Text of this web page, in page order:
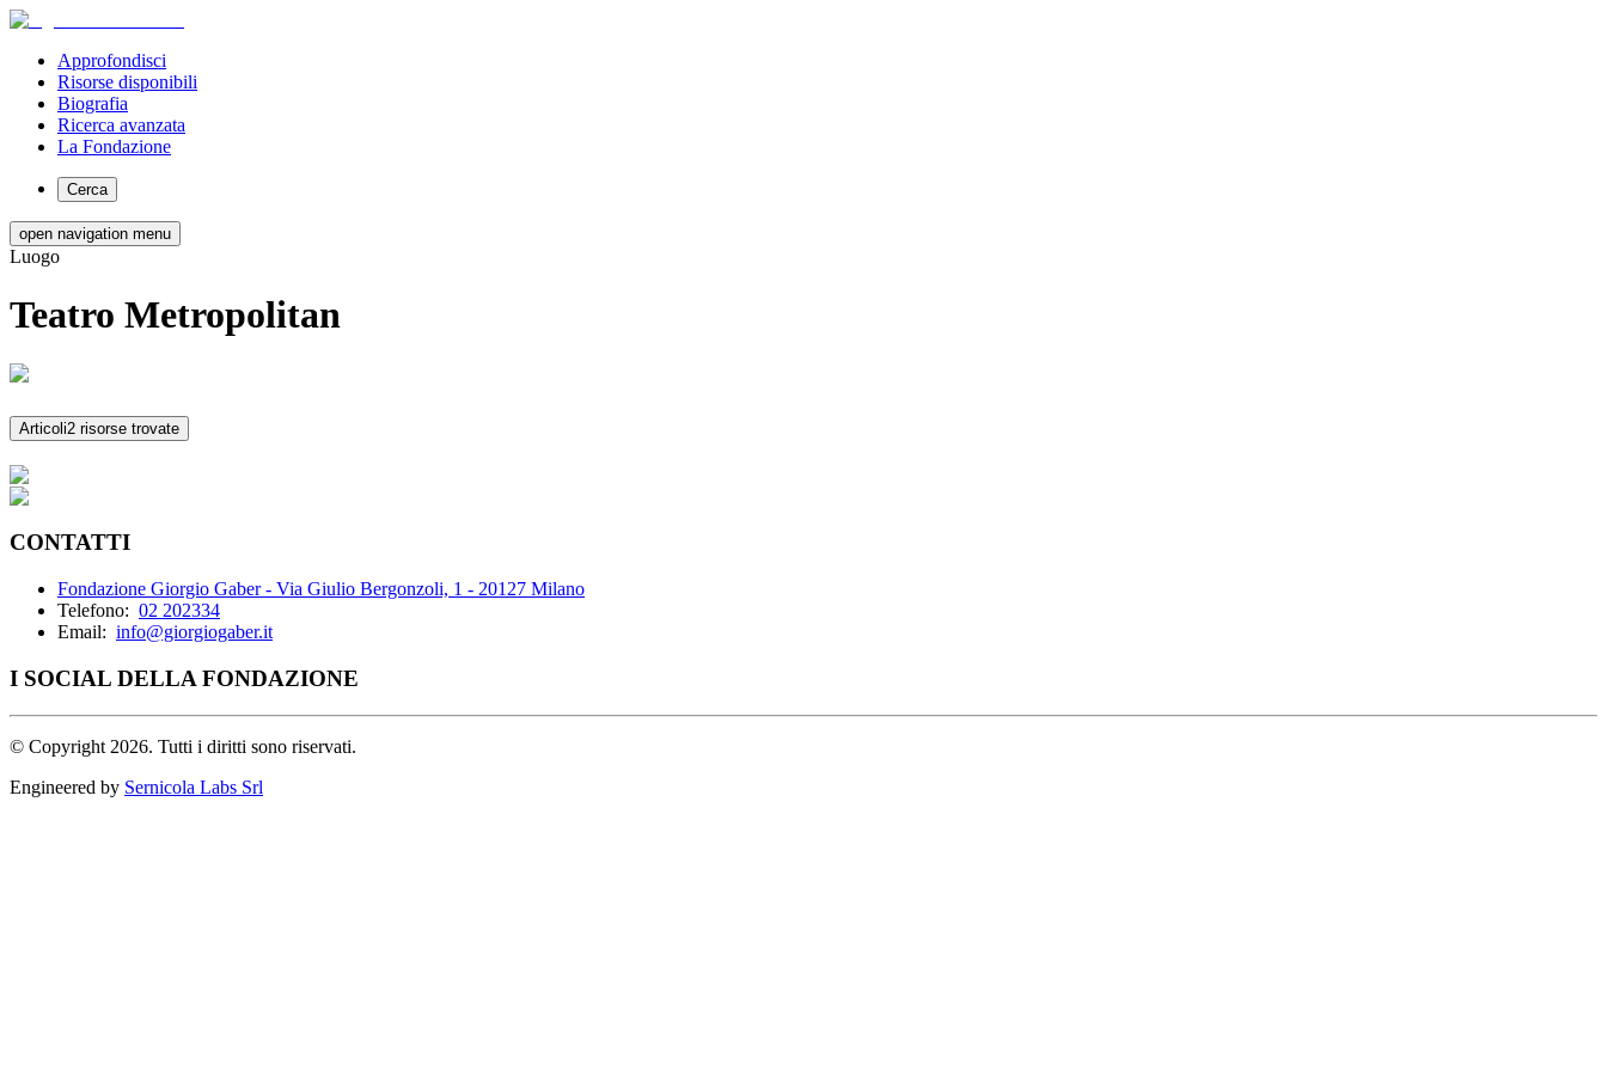
Approfondisci
Risorse disponibili
Biografia
Ricerca avanzata
La Fondazione
Cerca
open navigation menu
Luogo
Teatro Metropolitan
Articoli2 risorse trovate
CONTATTI
Fondazione Giorgio Gaber - Via Giulio Bergonzoli, 1 - 20127 Milano
Telefono: 02 202334
Email: info@giorgiogaber.it
I SOCIAL DELLA FONDAZIONE
© Copyright 2026. Tutti i diritti sono riservati.
Engineered by Sernicola Labs Srl